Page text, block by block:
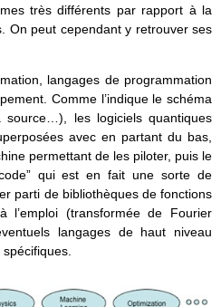
très différents par rapport à la
On peut cependant y retrouver ses
langages de programmation
Comme l’indique le schéma
source…), les logiciels quantiques
avec en partant du bas,
permettant de les piloter, puis le
qui est en fait une sorte de
parti de bibliothèques de fonctions
l’emploi (transformée de Fourier
langages de haut niveau